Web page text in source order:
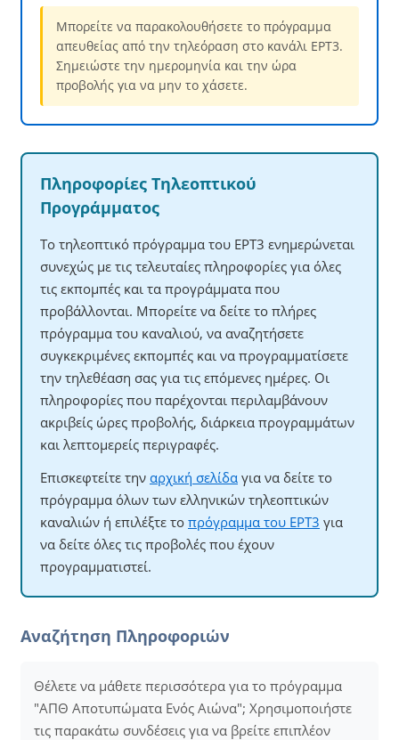
Μπορείτε να παρακολουθήσετε το πρόγραμμα
απευθείας από την τηλεόραση στο κανάλι ΕΡΤ3.
Σημειώστε την ημερομηνία και την ώρα
προβολής για να μην το χάσετε.
Πληροφορίες Τηλεοπτικού
Προγράμματος
Το τηλεοπτικό πρόγραμμα του ΕΡΤ3 ενημερώνεται
συνεχώς με τις τελευταίες πληροφορίες για όλες
τις εκπομπές και τα προγράμματα που
προβάλλονται. Μπορείτε να δείτε το πλήρες
πρόγραμμα του καναλιού, να αναζητήσετε
συγκεκριμένες εκπομπές και να προγραμματίσετε
την τηλεθέαση σας για τις επόμενες ημέρες. Οι
πληροφορίες που παρέχονται περιλαμβάνουν
ακριβείς ώρες προβολής, διάρκεια προγραμμάτων
και λεπτομερείς περιγραφές.
Επισκεφτείτε την αρχική σελίδα για να δείτε το
πρόγραμμα όλων των ελληνικών τηλεοπτικών
καναλιών ή επιλέξτε το πρόγραμμα του ΕΡΤ3 για
να δείτε όλες τις προβολές που έχουν
προγραμματιστεί.
Αναζήτηση Πληροφοριών
Θέλετε να μάθετε περισσότερα για το πρόγραμμα
"ΑΠΘ Αποτυπώματα Ενός Αιώνα"; Χρησιμοποιήστε
τις παρακάτω συνδέσεις για να βρείτε επιπλέον